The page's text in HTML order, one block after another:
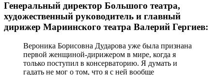
Генеральный директор Большого театра,
художественный руководитель и главный
дирижер Мариинского театра Валерий Гергиев:
Вероника Борисовна Дударова уже была признана
первой женщиной-дирижером в мире, когда я
только поступил в консерваторию. Я думать и
гадать не мог о том, что я с ней вообще